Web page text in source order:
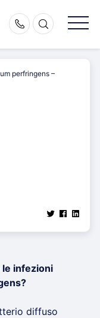
perfringens –
infezioni
diffuso